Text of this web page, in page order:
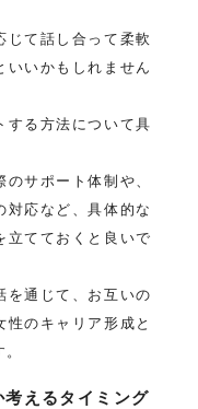
じて話し合って柔軟
いいかもしれません
する方法について具
サポート体制や、
対応など、具体的な
立てておくと良いで
を通じて、お互いの
性のキャリア形成と
えるタイミング